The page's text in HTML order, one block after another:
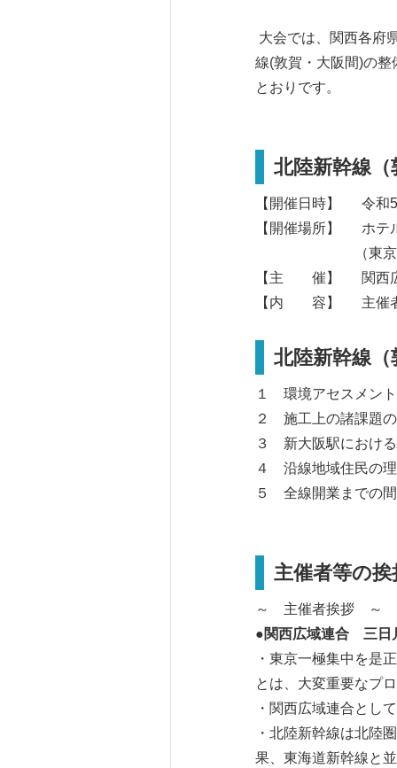
大会では、関西各府
線(敦賀・大阪間)の
とおりです。
北陸新幹線
【開催日時】 令和5
【開催場所】 ホテ
（東京都千代
【主 催】 関西広
【内 容】 主催者
北陸新幹線
１ 環境アセスメン
２ 施工上の諸課題
３ 新大阪駅におけ
４ 沿線地域住民の
５ 全線開業までの
主催者等の
～ 主催者挨拶 ～
●関西広域連合 三日
・東京一極集中を是
とは、大変重要なプ
・関西広域連合とし
・北陸新幹線は北陸
果、東海道新幹線と